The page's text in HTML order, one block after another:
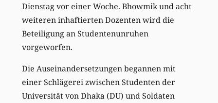
Dienstag vor einer Woche. Bhowmik und acht
weiteren inhaftierten Dozenten wird die
Beteiligung an Studentenunruhen
vorgeworfen.
Die Auseinandersetzungen begannen mit
einer Schlägerei zwischen Studenten der
Universität von Dhaka (DU) und Soldaten